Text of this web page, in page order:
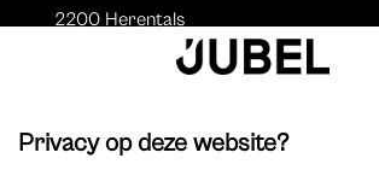
2200 Herentals
Auteurs